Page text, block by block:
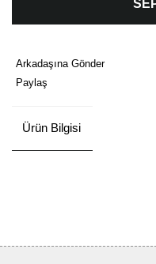
Arkadaşına Gönder
Paylaş
Ürün Bilgisi